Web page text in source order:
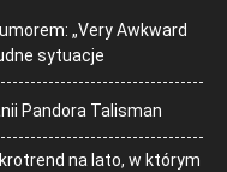
„Very Awkward
sytuacje
Pandora Talisman
na lato, w którym